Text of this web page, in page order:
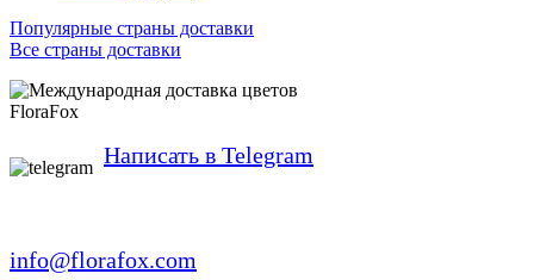
Популярные страны доставки
Все страны доставки
FloraFox
Написать в Telegram
info@florafox.com